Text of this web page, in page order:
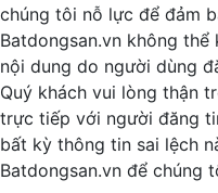
chúng tôi nỗ lực để đảm
Batdongsan.vn không
nội dung do người dùng
Quý khách vui lòng thận
trực tiếp với người đăng
bất kỳ thông tin sai lệch
Batdongsan.vn để chúng